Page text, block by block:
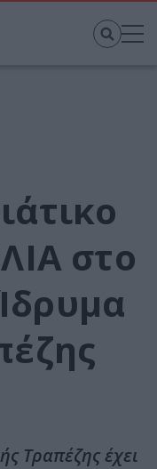
στο
Τραπέζης έχει